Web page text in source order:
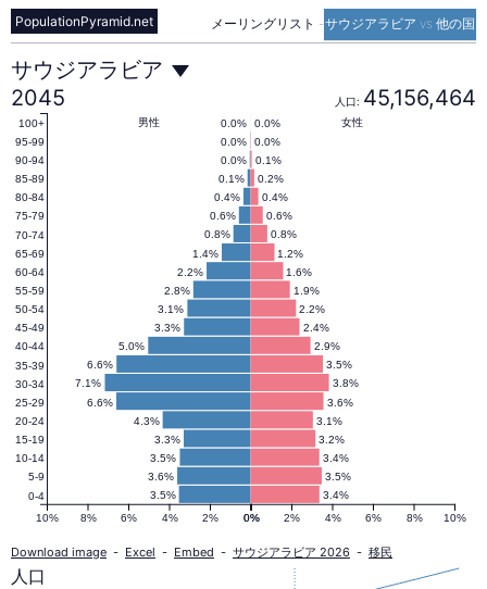
メーリングリスト -サウジアラビア vs 他の国
PopulationPyramid.net
サ
ウ
ジ
ア
ラ
ビ
ア
の
人
サウジアラビア
2045
人口: 45,156,464
3.4%
3.5%
3.5%
3.6%
3.4%
3.5%
3.2%
3.3%
3.1%
4.3%
3.6%
6.6%
3.8%
7.1%
3.5%
6.6%
2.9%
5.0%
2.4%
3.3%
2.2%
3.1%
1.9%
2.8%
1.6%
2.2%
1.2%
1.4%
0.8%
0.8%
0.6%
0.6%
0.4%
0.4%
0.2%
0.1%
0.1%
0.0%
0.0%
0.0%
0.0%
0.0% 女性
男性
0% 2% 4% 6% 8% 10%
10% 8% 6% 4% 2% 0%
0-4
5-9
10-14
15-19
20-24
25-29
30-34
35-39
40-44
45-49
50-54
55-59
60-64
65-69
70-74
75-79
80-84
85-89
90-94
95-99
100+
Download image - Excel - Embed - サウジアラビア 2026 - 移民
人口